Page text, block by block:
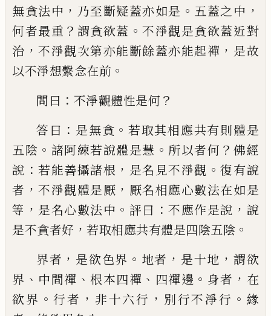
無貪法中 ， 乃至斷疑蓋亦如是 。 五蓋之中 ，
何者最重 ？ 謂貪欲蓋 。不淨觀是貪欲蓋近對
治 ，不淨觀次第亦能斷餘蓋亦能起禪 ， 是故
以不淨想繫念在前 。
問曰 ： 不淨觀體性是何 ？
答 曰 ： 是無貪 。若取其相應共有則體是
五陰 。 諸阿練若說體是慧 。 所以者何 ？佛經
說 ：若能善攝諸根 ， 是名見不淨觀 。復有說
者 ，不淨觀體是厭 ， 厭名相應心數法在如是
等 ， 是名心數法中 。 評曰 ：不應作是說 ， 說
是不貪者好 ， 若取相應共有體是四陰五陰 。
界者 ， 是欲色界 。 地者 ， 是十地 ， 謂欲
界 、 中間禪 、根本四禪 、 四禪邊 。 身者 ， 在
欲界 。行者 ， 非十六行 ， 別行不淨行 。 緣